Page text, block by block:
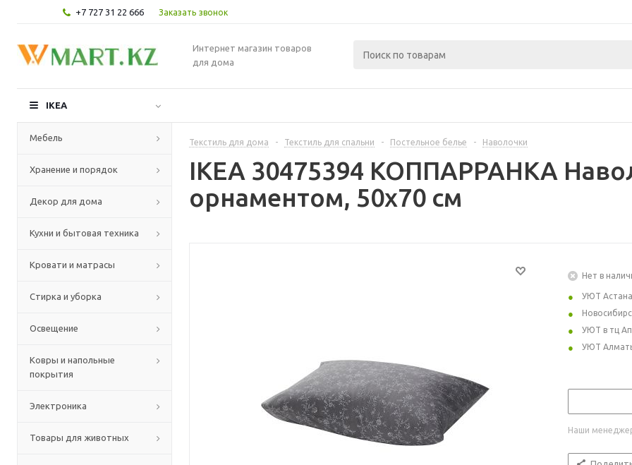
+7 727 31 22 666 Заказать звонок
Интернет магазин товаров
для дома
IKEA
Мебель
Хранение и порядок
Декор для дома
Кухни и бытовая техника
Кровати и матрасы
Стирка и уборка
Освещение
Ковры и напольные
покрытия
Электроника
Товары для животных
Текстиль для дома - Текстиль для спальни - Постельное белье - Наволочки
IKEA 30475394 КОППАРРАНКА
орнаментом, 50x70 см
Нет в
УЮТ Астана
УЮТ в тц
УЮТ
Наши